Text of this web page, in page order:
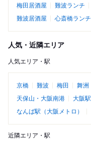
梅田居酒屋
難波ランチ
難波居酒屋
心斎橋ランチ
人気・近隣エリア
人気エリア・駅
京橋 難波 梅田 舞洲
天保山・大阪南港
大阪駅
なんば駅（大阪メトロ）
近隣エリア・駅